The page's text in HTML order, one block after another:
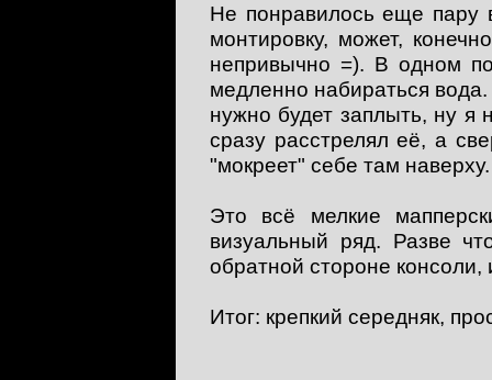
Не понравилось еще
монтировку, может,
непривычно =). В одном
медленно набираться
нужно будет заплыть, ну я
сразу расстрелял её, а
"мокреет" себе там наверху.
Это всё мелкие
визуальный ряд. Разве
обратной стороне консоли,
Итог: крепкий середняк,